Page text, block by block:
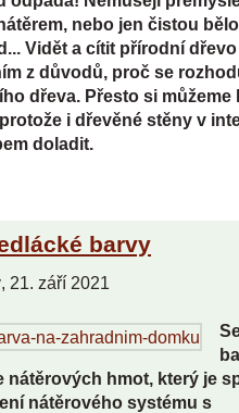
nebo jen čistou
Vidět a cítit přírodní
z důvodů, proč se
dřeva. Přesto si můžeme
i dřevěné stěny v
doladit.
barvy
21. září 2021
nátěrových hmot, který je
nátěrového systému s